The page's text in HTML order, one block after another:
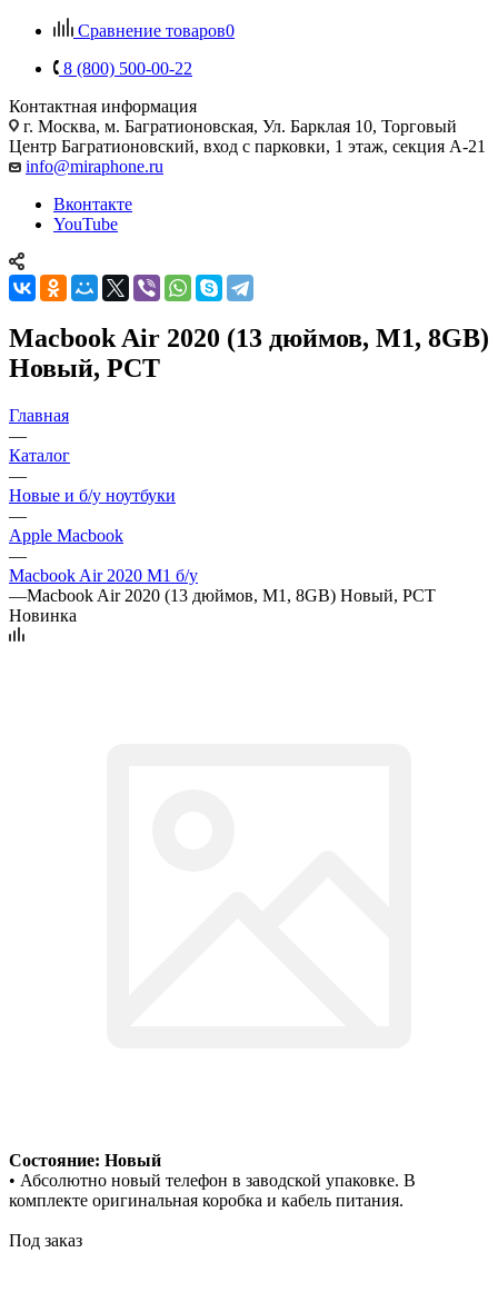
Сравнение товаров0
8 (800) 500-00-22
Контактная информация
г. Москва, м. Багратионовская, Ул. Барклая 10, Торговый
Центр Багратионовский, вход с парковки, 1 этаж, секция А-21
info@miraphone.ru
Вконтакте
YouTube
Macbook Air 2020 (13 дюймов, M1, 8GB)
Новый, РСТ
Главная
—
Каталог
—
Новые и б/у ноутбуки
—
Apple Macbook
—
Macbook Air 2020 M1 б/у
—Macbook Air 2020 (13 дюймов, M1, 8GB) Новый, РСТ
Новинка
Состояние: Новый
• Абсолютно новый телефон в заводской упаковке. В
комплекте оригинальная коробка и кабель питания.
Под заказ